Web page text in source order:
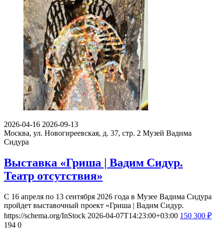
2026-04-16 2026-09-13
Москва, ул. Новогиреевская, д. 37, стр. 2 Музей Вадима
Сидура
Выставка «Гриша | Вадим Сидур.
Театр отсутствия»
С 16 апреля по 13 сентября 2026 года в Музее Вадима Сидура
пройдет выставочный проект «Гриша | Вадим Сидур.
https://schema.org/InStock 2026-04-07T14:23:00+03:00 150 300 ₽
194 0